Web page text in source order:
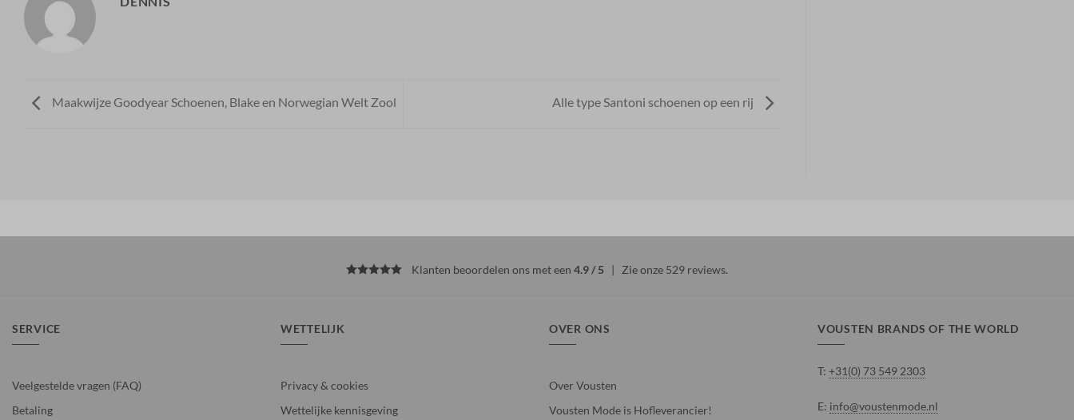
Maakwijze Goodyear Schoenen, Blake en Norwegian Welt Zool Alle type Santoni schoenen op een rij
Klanten beoordelen ons met een 4.9 / 5 | Zie onze 529 reviews.
SERVICE
Veelgestelde vragen (FAQ)
Betaling
WETTELIJK
Privacy & cookies
Wettelijke kennisgeving
OVER ONS
Over Vousten
Vousten Mode is Hofleverancier!
VOUSTEN BRANDS OF THE WORLD
T: +31(0) 73 549 2303
E: info@voustenmode.nl